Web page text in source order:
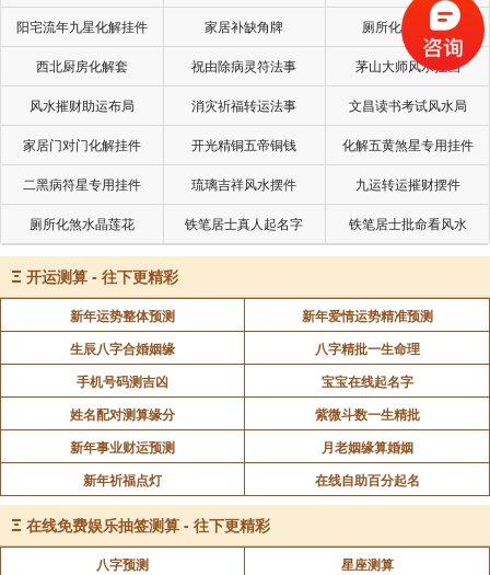
佛说：今生种种皆是前生因果。所谓“欲知前世因，今
生受者是”。
佛说：一切有为法，皆是因缘合和，缘起时起，缘尽
还无，不外如是。
佛说：修百世方可同舟渡。修千世方能同枕眠，前生
五百次的凝眸，换今生的擦肩。
佛说：世间万物皆空，唯其空，方能包容万物。
佛说：凡事都有定数的，不能强求，只能随缘。
佛说：忘记并不等于从未存在，一切自在来源于选
择。而不是刻意，不如放开，放下的越多，拥有的就越
佛说：握紧拳头，你的手是空的，伸开手掌，你拥有
全世界。
佛说：万物皆无常，有生必有灭，不执着于生灭，心
便能安静不起念，而得到永恒的喜悦。人因企求永远的
美好，不死而生出了痛苦。
阳宅流年九星化解挂件 家居补缺角牌 厕所化秽气煞套
西北厨房化解套 祝由除病灵符法事 茅山大师风水挂画
风水摧财助运布局 消灾祈福转运法事 文昌读书考试风水局
家居门对门化解挂件 开光精铜五帝铜钱 化解五黄煞星专用挂件
二黑病符星专用挂件 琉璃吉祥风水摆件 九运转运摧财摆件
厕所化煞水晶莲花 铁笔居士真人起名字 铁笔居士批命看风水
Ξ 开运测算 - 往下更精彩
新年运势整体预测
新年爱情运势精准预测
生辰八字合婚姻缘
八字精批一生命理
手机号码测吉凶
宝宝在线起名字
姓名配对测算缘分
紫微斗数一生精批
新年事业财运预测
月老姻缘算婚姻
新年祈福点灯
在线自助百分起名
Ξ 在线免费娱乐抽签测算 - 往下更精彩
八字预测
星座测算